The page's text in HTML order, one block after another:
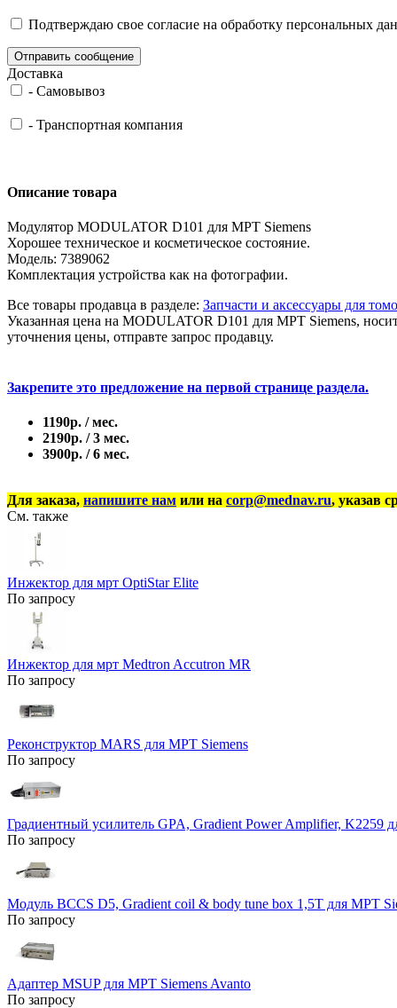
Подтверждаю свое согласие на обработку персональных
Отправить сообщение
Доставка
- Самовывоз
- Транспортная компания
Описание товара
Модулятор MODULATOR D101 для МРТ Siemens
Хорошее техническое и косметическое состояние.
Модель: 7389062
Комплектация устройства как на фотографии.
Все товары продавца в разделе: Запчасти и аксессуары для
Указанная цена на MODULATOR D101 для МРТ Siemens,
уточнения цены, отправте запрос продавцу.
Закрепите это предложение на первой странице раздела.
1190р. / мес.
2190р. / 3 мес.
3900р. / 6 мес.
Для заказа, напишите нам или на corp@mednav.ru, указав
См. также
Инжектор для мрт OptiStar Elite
По запросу
Инжектор для мрт Medtron Accutron MR
По запросу
Реконструктор MARS для МРТ Siemens
По запросу
Градиентный усилитель GPA, Gradient Power Amplifier, K2259
По запросу
Модуль BCCS D5, Gradient coil & body tune box 1,5Т для МРТ
По запросу
Адаптер MSUP для МРТ Siemens Avanto
По запросу